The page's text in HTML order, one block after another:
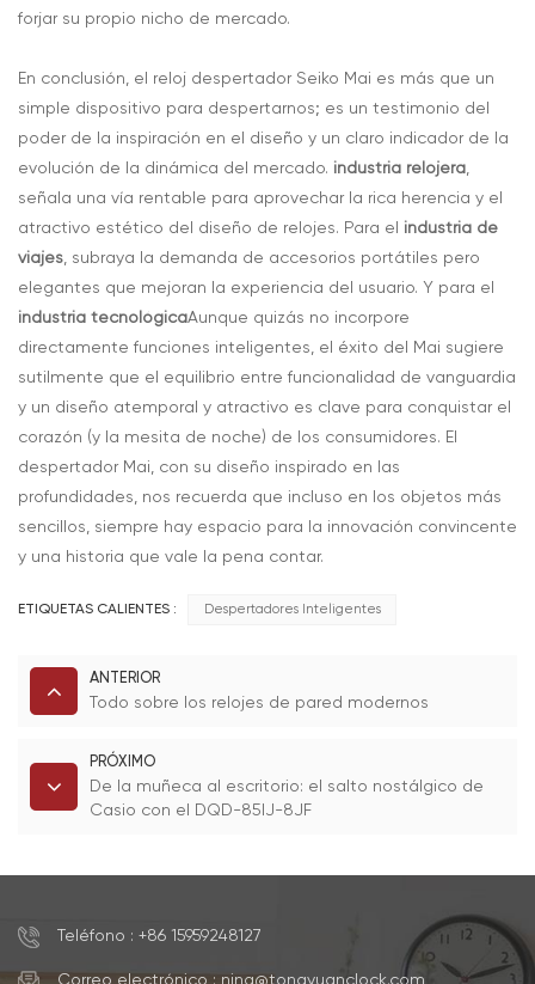
forjar su propio nicho de mercado.
En conclusión, el reloj despertador Seiko Mai es más que un
simple dispositivo para despertarnos; es un testimonio del
poder de la inspiración en el diseño y un claro indicador de la
evolución de la dinámica del mercado. industria relojera,
señala una vía rentable para aprovechar la rica herencia y el
atractivo estético del diseño de relojes. Para el industria de
viajes, subraya la demanda de accesorios portátiles pero
elegantes que mejoran la experiencia del usuario. Y para el
industria tecnológicaAunque quizás no incorpore
directamente funciones inteligentes, el éxito del Mai sugiere
sutilmente que el equilibrio entre funcionalidad de vanguardia
y un diseño atemporal y atractivo es clave para conquistar el
corazón (y la mesita de noche) de los consumidores. El
despertador Mai, con su diseño inspirado en las
profundidades, nos recuerda que incluso en los objetos más
sencillos, siempre hay espacio para la innovación convincente
y una historia que vale la pena contar.
ETIQUETAS CALIENTES : Despertadores Inteligentes
ANTERIOR
Todo sobre los relojes de pared modernos
PRÓXIMO
De la muñeca al escritorio: el salto nostálgico de
Casio con el DQD-85IJ-8JF
Teléfono : +86 15959248127